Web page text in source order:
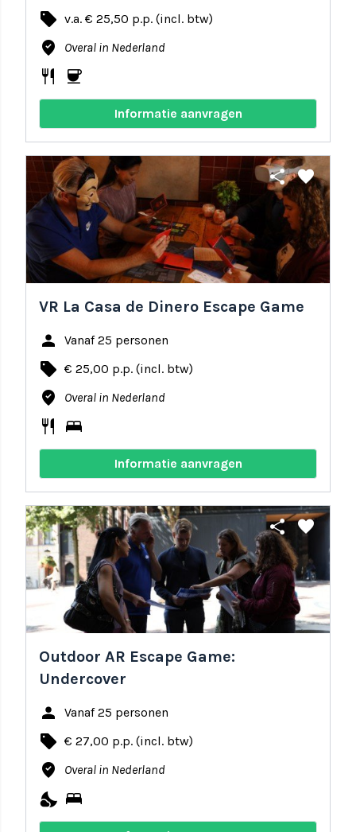
local_offer v.a. € 25,50 p.p. (incl. btw)
where_to_vote Overal in Nederland
restaurant coffee
Informatie aanvragen
share favorite
VR La Casa de Dinero Escape Game
person Vanaf 25 personen
local_offer € 25,00 p.p. (incl. btw)
where_to_vote Overal in Nederland
restaurant bed
Informatie aanvragen
share favorite
Outdoor AR Escape Game:
Undercover
person Vanaf 25 personen
local_offer € 27,00 p.p. (incl. btw)
where_to_vote Overal in Nederland
nights_stay bed